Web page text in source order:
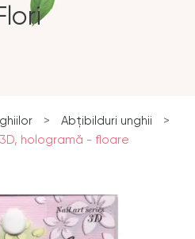
> Abțibilduri unghii
>
hologramă - floare